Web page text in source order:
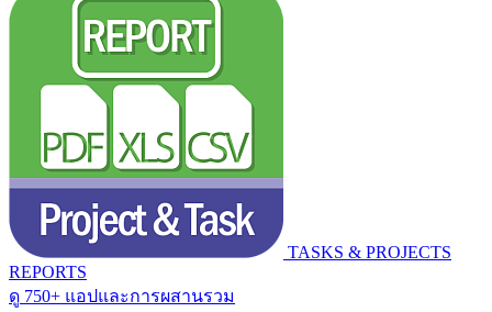
TASKS & PROJECTS
REPORTS
ดู 750+ แอปและการผสานรวม